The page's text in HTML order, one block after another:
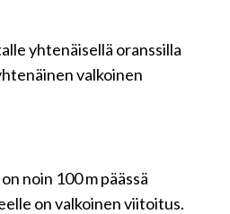
yhtenäisellä oranssilla
valkoinen
noin 100 m päässä
on valkoinen viitoitus.